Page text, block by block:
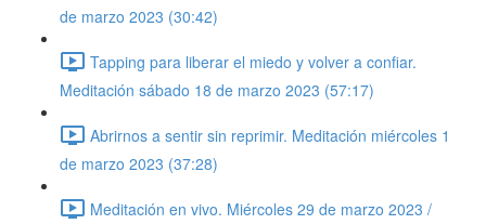
de marzo 2023 (30:42)
Tapping para liberar el miedo y volver a confiar.
Meditación sábado 18 de marzo 2023 (57:17)
Abrirnos a sentir sin reprimir. Meditación miércoles 1
de marzo 2023 (37:28)
Meditación en vivo. Miércoles 29 de marzo 2023 /